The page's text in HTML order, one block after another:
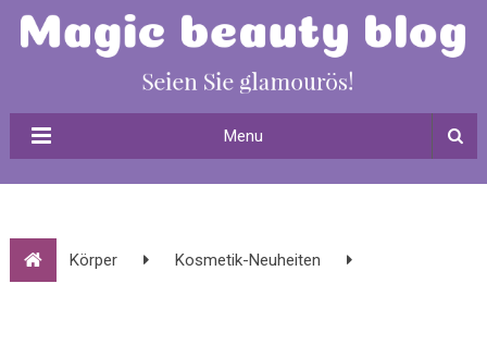
Menu
Körper Kosmetik-Neuheiten